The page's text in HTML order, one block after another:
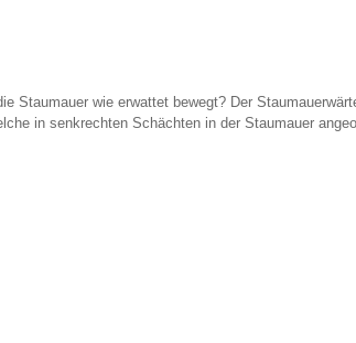
Staumauer wie erwattet bewegt? Der
in senkrechten Schächten in der Staumauer